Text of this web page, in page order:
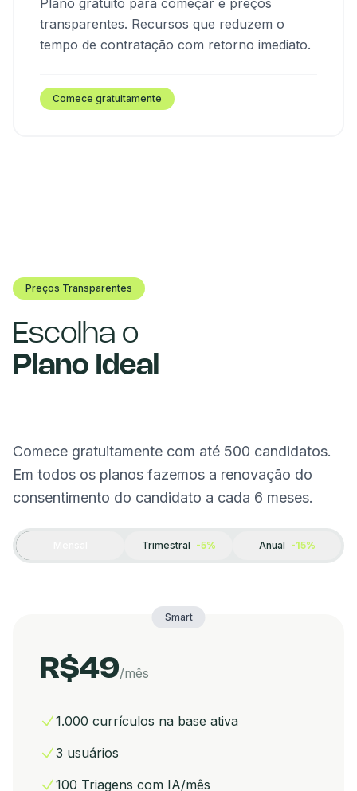
Plano gratuito para começar e preços
transparentes. Recursos que reduzem o
tempo de contratação com retorno imediato.
Comece gratuitamente
Preços Transparentes
Escolha o
Plano Ideal
Comece gratuitamente com até 500 candidatos.
Em todos os planos fazemos a renovação do
consentimento do candidato a cada 6 meses.
Trimestral -5% Anual -15%
Smart
R$49/mês
1.000 currículos na base ativa
3 usuários
100 Triagens com IA/mês